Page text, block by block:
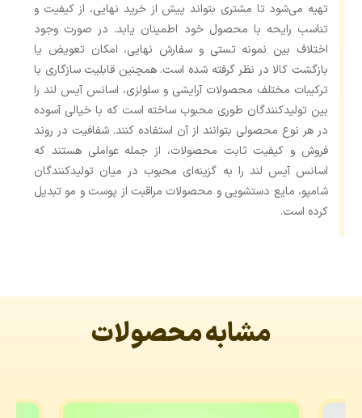
تهیه می‌شود تا مشتری بتواند پیش از خرید نهایی، از کیفیت و
تناسب رایحه با محصول خود اطمینان یابد. در صورت وجود
اختلاف بین نمونه تستی و سفارش نهایی، امکان تعویض یا
بازگشت کالا در نظر گرفته شده است. همچنین قابلیت سازگاری با
ترکیبات مختلف محصولات آرایشی و سلولزی، اسانس آیس لند را
بین تولیدکنندگان طوری محبوب ساخته است که با خیالی آسوده
در هر نوع محصولی بتوانند از آن استفاده کنند. شفافیت در روند
فروش و کیفیت ثابت محصولات، از جمله عواملی هستند که
اسانس آیس لند را به گزینه‌ای محبوب در میان تولیدکنندگان
شامپو، مایع دستشویی و محصولات مراقبت از پوست و مو تبدیل
کرده است.
مشابه محصولات